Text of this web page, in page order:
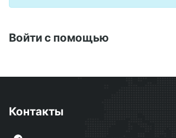
Войти с помощью
Контакты